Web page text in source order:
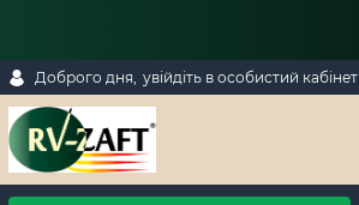
Доброго дня, увійдіть в особистий кабінет